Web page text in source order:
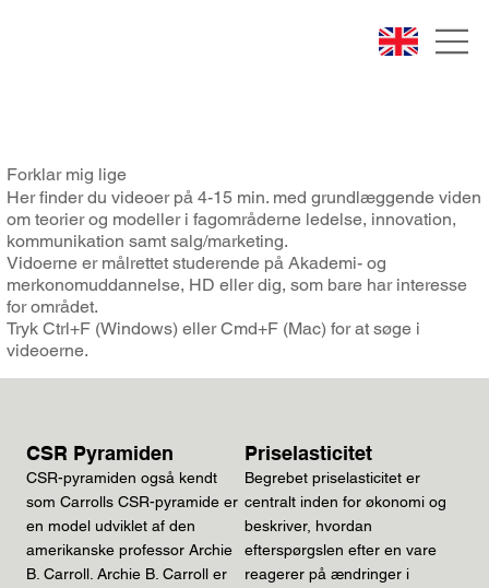
Forklar mig lige
Her finder du videoer på 4-15 min. med grundlæggende viden
om teorier og modeller i fagområderne ledelse, innovation,
kommunikation samt salg/marketing.
Vidoerne er målrettet studerende på Akademi- og
merkonomuddannelse, HD eller dig, som bare har interesse
for området.
Tryk Ctrl+F (Windows) eller Cmd+F (Mac) for at søge i
videoerne.
CSR Pyramiden
CSR-pyramiden også kendt
som Carrolls CSR-pyramide er
en model udviklet af den
amerikanske professor Archie
B. Carroll. Archie B. Carroll er
Priselasticitet
Begrebet priselasticitet er
centralt inden for økonomi og
beskriver, hvordan
efterspørgslen efter en vare
reagerer på ændringer i